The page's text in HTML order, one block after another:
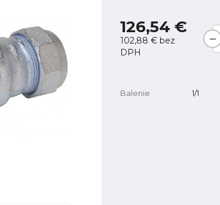
126,54 €
102,88 € bez
DPH
Balenie 1/1